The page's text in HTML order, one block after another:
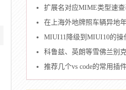
扩展名对应MIME类型速查
在上海外地牌照车辆异地
推荐几个vs code的常用插